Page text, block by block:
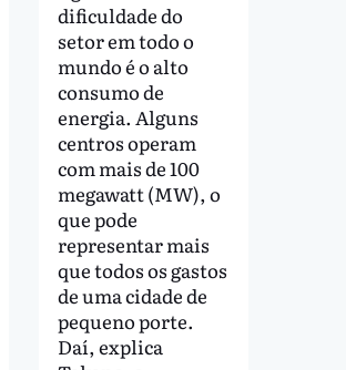
dificuldade do
setor em todo o
mundo é o alto
consumo de
energia. Alguns
centros operam
com mais de 100
megawatt (MW), o
que pode
representar mais
que todos os gastos
de uma cidade de
pequeno porte.
Daí, explica